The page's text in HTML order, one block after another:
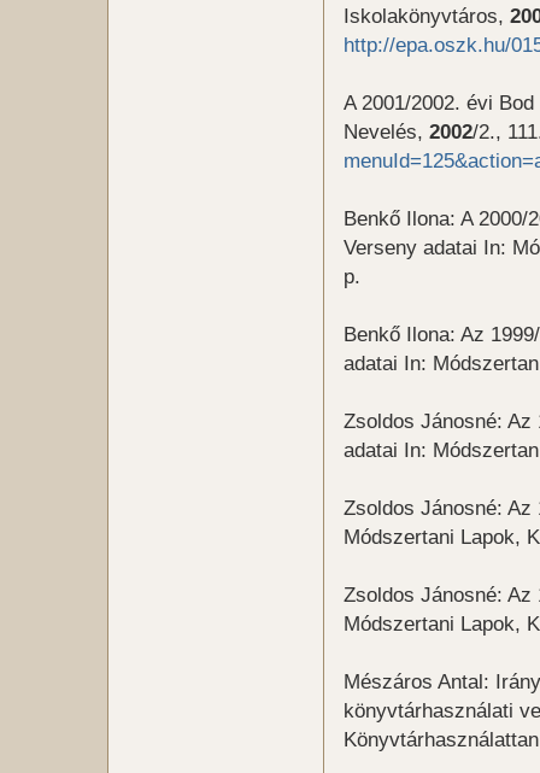
Iskolakönyvtáros,
http://epa.oszk.hu/
A 2001/2002. évi
Nevelés,2002/2.,
Benkő Ilona: A
Verseny adatai In:
p.
Benkő Ilona: Az
adatai In:
Zsoldos Jánosné:
adatai In:
Zsoldos Jánosné:
Módszertani Lapok,
Zsoldos Jánosné:
Módszertani Lapok,
Mészáros Antal:
könyvtárhasználati